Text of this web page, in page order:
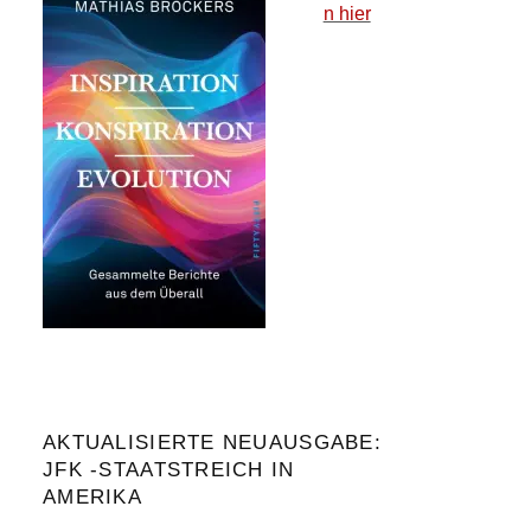
n hier
AKTUALISIERTE NEUAUSGABE:
JFK -STAATSTREICH IN
AMERIKA